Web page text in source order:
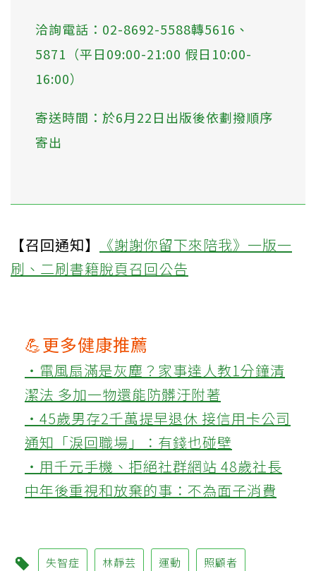
洽詢電話：02-8692-5588轉5616、
5871（平日09:00-21:00 假日10:00-
16:00）
寄送時間：於6月22日出版後依劃撥順序
寄出
【召回通知】
《謝謝你留下來陪我》一版一
刷、二刷書籍脫頁召回公告
💪更多健康推薦
‧電風扇滿是灰塵？家事達人教1分鐘清
潔法 多加一物還能防髒汙附著
‧45歲男存2千萬提早退休 接信用卡公司
通知「淚回職場」：有錢也碰壁
‧用千元手機、拒絕社群網站 48歲社長
中年後重視和放棄的事：不為面子消費
失智症 林靜芸 運動 照顧者